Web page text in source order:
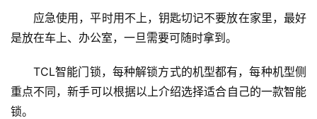
应急使用，平时用不上，钥匙切记不要放在家里，最好
是放在车上、办公室，一旦需要可随时拿到。
TCL智能门锁，每种解锁方式的机型都有，每种机型侧
重点不同，新手可以根据以上介绍选择适合自己的一款智能
锁。